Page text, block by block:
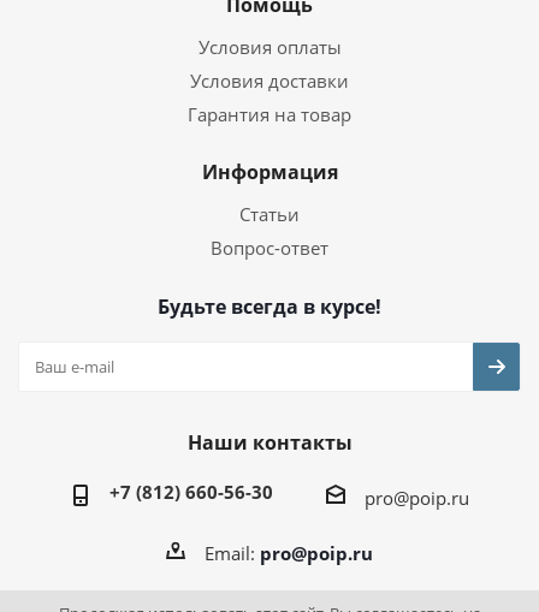
Условия оплаты
Условия доставки
Гарантия на товар
Информация
Статьи
Вопрос-ответ
Будьте всегда в курсе!
Наши контакты
+7 (812) 660-56-30 pro@poip.ru
Email: pro@poip.ru